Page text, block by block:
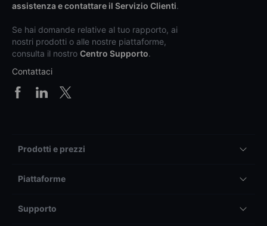
assistenza e contattare il Servizio Clienti.
Se hai domande relative al tuo rapporto, ai
nostri prodotti o alle nostre piattaforme,
consulta il nostro Centro Supporto.
Contattaci
Prodotti e prezzi
Piattaforme
Supporto